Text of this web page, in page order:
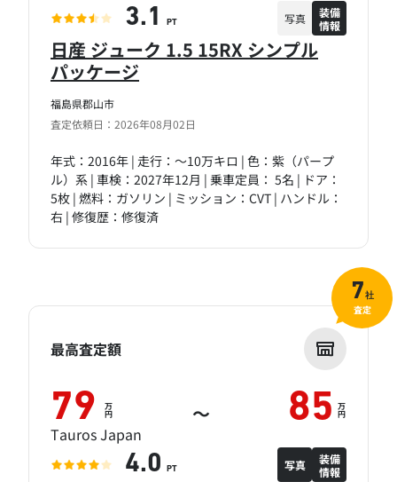
福島県郡山市
査定依頼日：2026年08月02日
日産 ジューク 1.5 15RX シンプル
パッケージ
年式：2016年 | 走行：～10万キロ | 色：紫（パープ
ル）系 | 車検：2027年12月 | 乗車定員： 5名 | ドア：
5枚 | 燃料：ガソリン | ミッション：CVT | ハンドル：
右 | 修復歴：修復済
3.1 PT 写真
装備
情報
最高査定額
79 万
円 ～ 85 万
円
Tauros Japan
4.0 PT 写真
装備
情報
7社
査定